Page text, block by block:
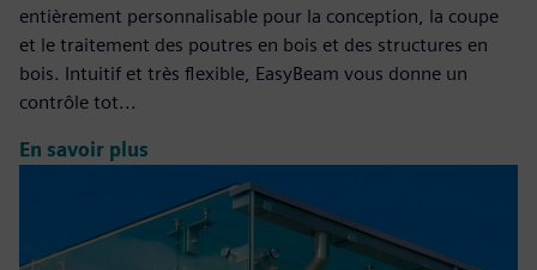
entièrement personnalisable pour la conception, la coupe
et le traitement des poutres en bois et des structures en
bois. Intuitif et très flexible, EasyBeam vous donne un
contrôle tot...
En savoir plus